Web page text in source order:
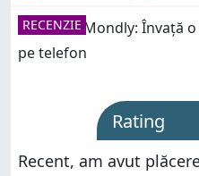
RECENZIE
Rating
Recent, am avut